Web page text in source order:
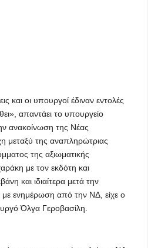
και οι υπουργοί έδιναν εντολές
απαντάει το υπουργείο
ανακοίνωση της Νέας
μεταξύ της αναπληρώτριας
της αξιωματικής
με τον εκδότη και
και ιδιαίτερα μετά την
ενημέρωση από την ΝΔ, είχε ο
Όλγα Γεροβασίλη.